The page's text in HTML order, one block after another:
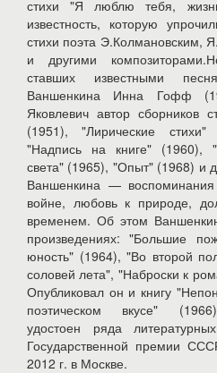
стихи "Я люблю тебя,
известность, которую
стихи поэта Э.Колмановским,
и другими
ставших известными
Ваншенкина Инна Гофф
Яковлевич автор сборников
(1951), "Лирические
"Надпись на книге" (1960),
света" (1965), "Опыт" (1968) и
Ваншенкина —
войне, любовь к природе,
временем. Об этом
произведениях: "Большие
юность" (1964), "Во второй
соловей лета", "Наброски к
Опубликовал он и книгу
поэтическом вкусе"
удостоен ряда
Государственной премии
2012 г. в Москве.